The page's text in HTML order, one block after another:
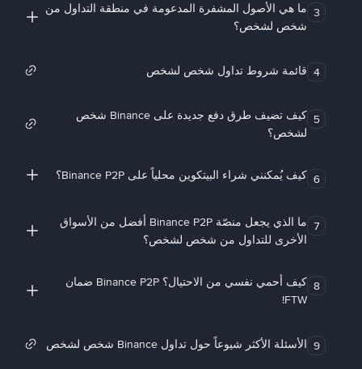
3 ما هي الأصول المشفرة المدعومة في منطقة التداول من
شخص لشخص؟
4 قائمة شروط تداول شخص لشخص
5
كيف تضيف طرق دفع جديدة على Binance شخص
لشخص؟
6 كيف يُمكنني شراء البيتكوين محلياً على Binance P2P؟
7
ما الذي يجعل منصّة Binance P2P أفضل من الأسواق
الأخرى للتداول من شخص لشخص؟
8
كيف أحمي نفسي من الاحتيال؟ Binance P2P ضمان
FTW!
9 الأسئلة الأكثر شيوعاً حول تداول Binance شخص لشخص